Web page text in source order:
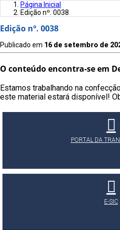
Página Inicial
Edição nº. 0038
Edição nº. 0038
Publicado em 16 de setembro de
O conteúdo encontra-se em
Estamos trabalhando na
este material estará disponível!
PORTAL DA
E-SIC